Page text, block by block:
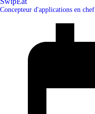
Concepteur d'applications en chef